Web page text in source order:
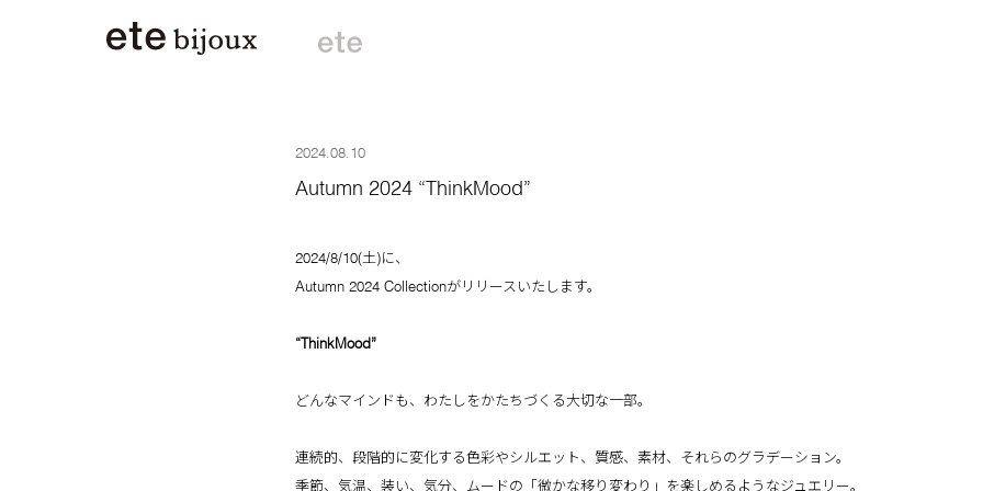
2024.08.10
Autumn 2024 “ThinkMood”
2024/8/10(土)に、
Autumn 2024 Collectionがリリースいたします。
“ThinkMood”
どんなマインドも、わたしをかたちづくる大切な一部。
連続的、段階的に変化する色彩やシルエット、質感、素材、それらのグラデーション。
季節、気温、装い、気分、ムードの「微かな移り変わり」を楽しめるようなジュエリー。